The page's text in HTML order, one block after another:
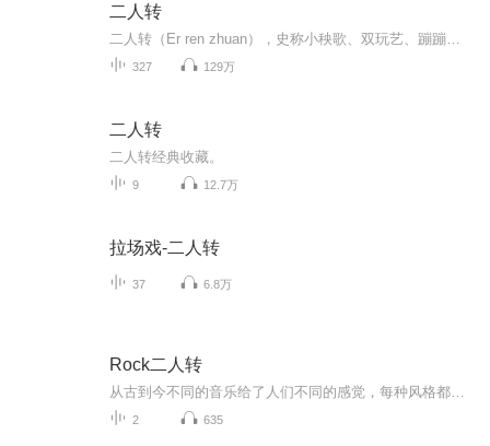
二人转
327 129万
二人转
二人转经典收藏。
9 12.7万
拉场戏-二人转
37 6.8万
Rock二人转
2 635